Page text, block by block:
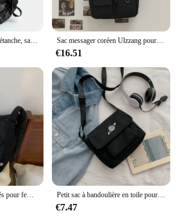
Sac messager coréen Ulzzang pour femme, sacs en nylon, sacs à bandoulière multipoches pour femme, sac de livre scolaire lancé, sac pour fille, nouveau, 2023
€16.51
Petit sac à bandoulière en toile pour femme, sac messager étudiant, collage décontracté, initié, imprimé
€7.47